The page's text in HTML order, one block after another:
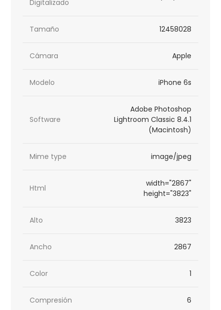
Digitalizado
Tamaño 12458028
Cámara Apple
Modelo iPhone 6s
Software
Adobe Photoshop
Lightroom Classic 8.4.1
(Macintosh)
Mime type image/jpeg
Html
width="2867"
height="3823"
Alto 3823
Ancho 2867
Color 1
Compresión 6